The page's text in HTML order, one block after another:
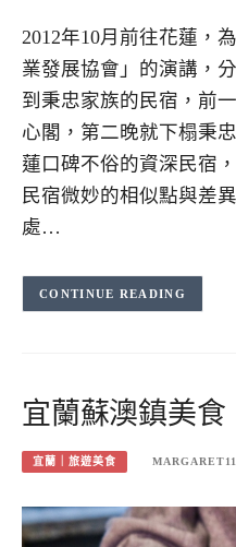
2012年10月前往花蓮，
業發展協會」的演講，
到秉忠家族的民宿，前
心閣，第二晚就下榻秉
蓮口碑不俗的資深民宿
民宿微妙的相似點與差
處…
CONTINUE READING
宜蘭蘇澳鎮美食
宜蘭｜旅遊美食